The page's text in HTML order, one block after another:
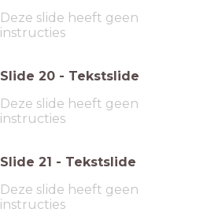
Deze slide heeft geen
instructies
Slide 20 - Tekstslide
Deze slide heeft geen
instructies
Slide 21 - Tekstslide
Deze slide heeft geen
instructies